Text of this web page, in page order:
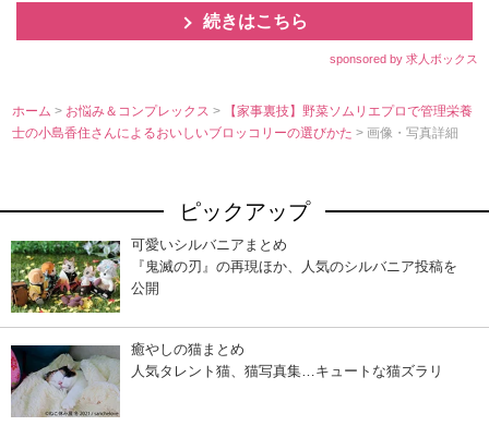
続きはこちら
sponsored by 求人ボックス
ホーム > お悩み＆コンプレックス>
【家事裏技】野菜ソムリエプロで管理栄養
士の小島香住さんによるおいしいブロッコリーの選びかた> 画像・写真詳細
ピックアップ
可愛いシルバニアまとめ
『鬼滅の刃』の再現ほか、人気のシルバニア投稿を
公開
癒やしの猫まとめ
人気タレント猫、猫写真集…キュートな猫ズラリ